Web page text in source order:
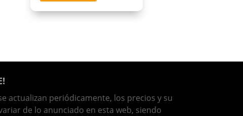
actualizan periódicamente, los precios y su
de lo anunciado en esta web, siendo